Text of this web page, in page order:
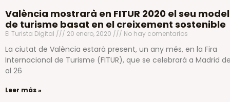
València mostrarà en FITUR 2020 el seu model
de turisme basat en el creixement sostenible
El Turista Digital 20 enero, 2020 No hay comentarios
La ciutat de València estarà present, un any més, en la Fira
Internacional de Turisme (FITUR), que se celebrarà a Madrid
al 26
Leer más »